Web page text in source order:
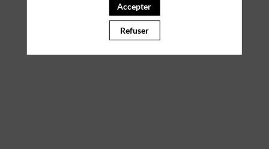
Effacer tous les filtres
Accepter
Refuser